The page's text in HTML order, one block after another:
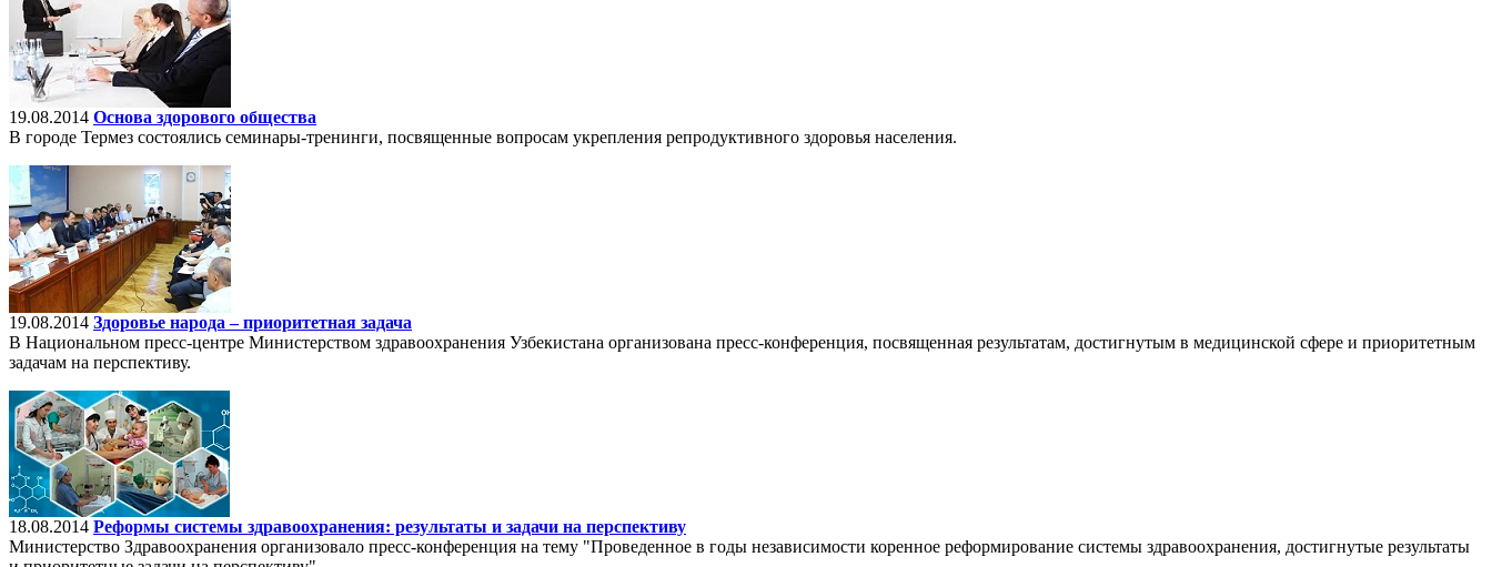
19.08.2014 Основа здорового общества
В городе Термез состоялись семинары-тренинги, посвященные вопросам укрепления репродуктивного здоровья населения.
19.08.2014 Здоровье народа – приоритетная задача
В Национальном пресс-центре Министерством здравоохранения Узбекистана организована пресс-конференция, посвященная результатам, достигнутым в медицинской сфере и приоритетным
задачам на перспективу.
18.08.2014 Реформы системы здравоохранения: результаты и задачи на перспективу
Министерство Здравоохранения организовало пресс-конференция на тему "Проведенное в годы независимости коренное реформирование системы здравоохранения, достигнутые результаты